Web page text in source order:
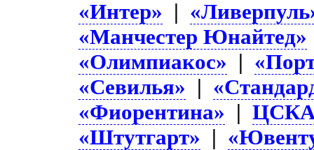
«Интер» |
«Манчестер Юнайтед»
«Олимпиакос» |
«Севилья» |
«Фиорентина» |
«Штутгарт» |